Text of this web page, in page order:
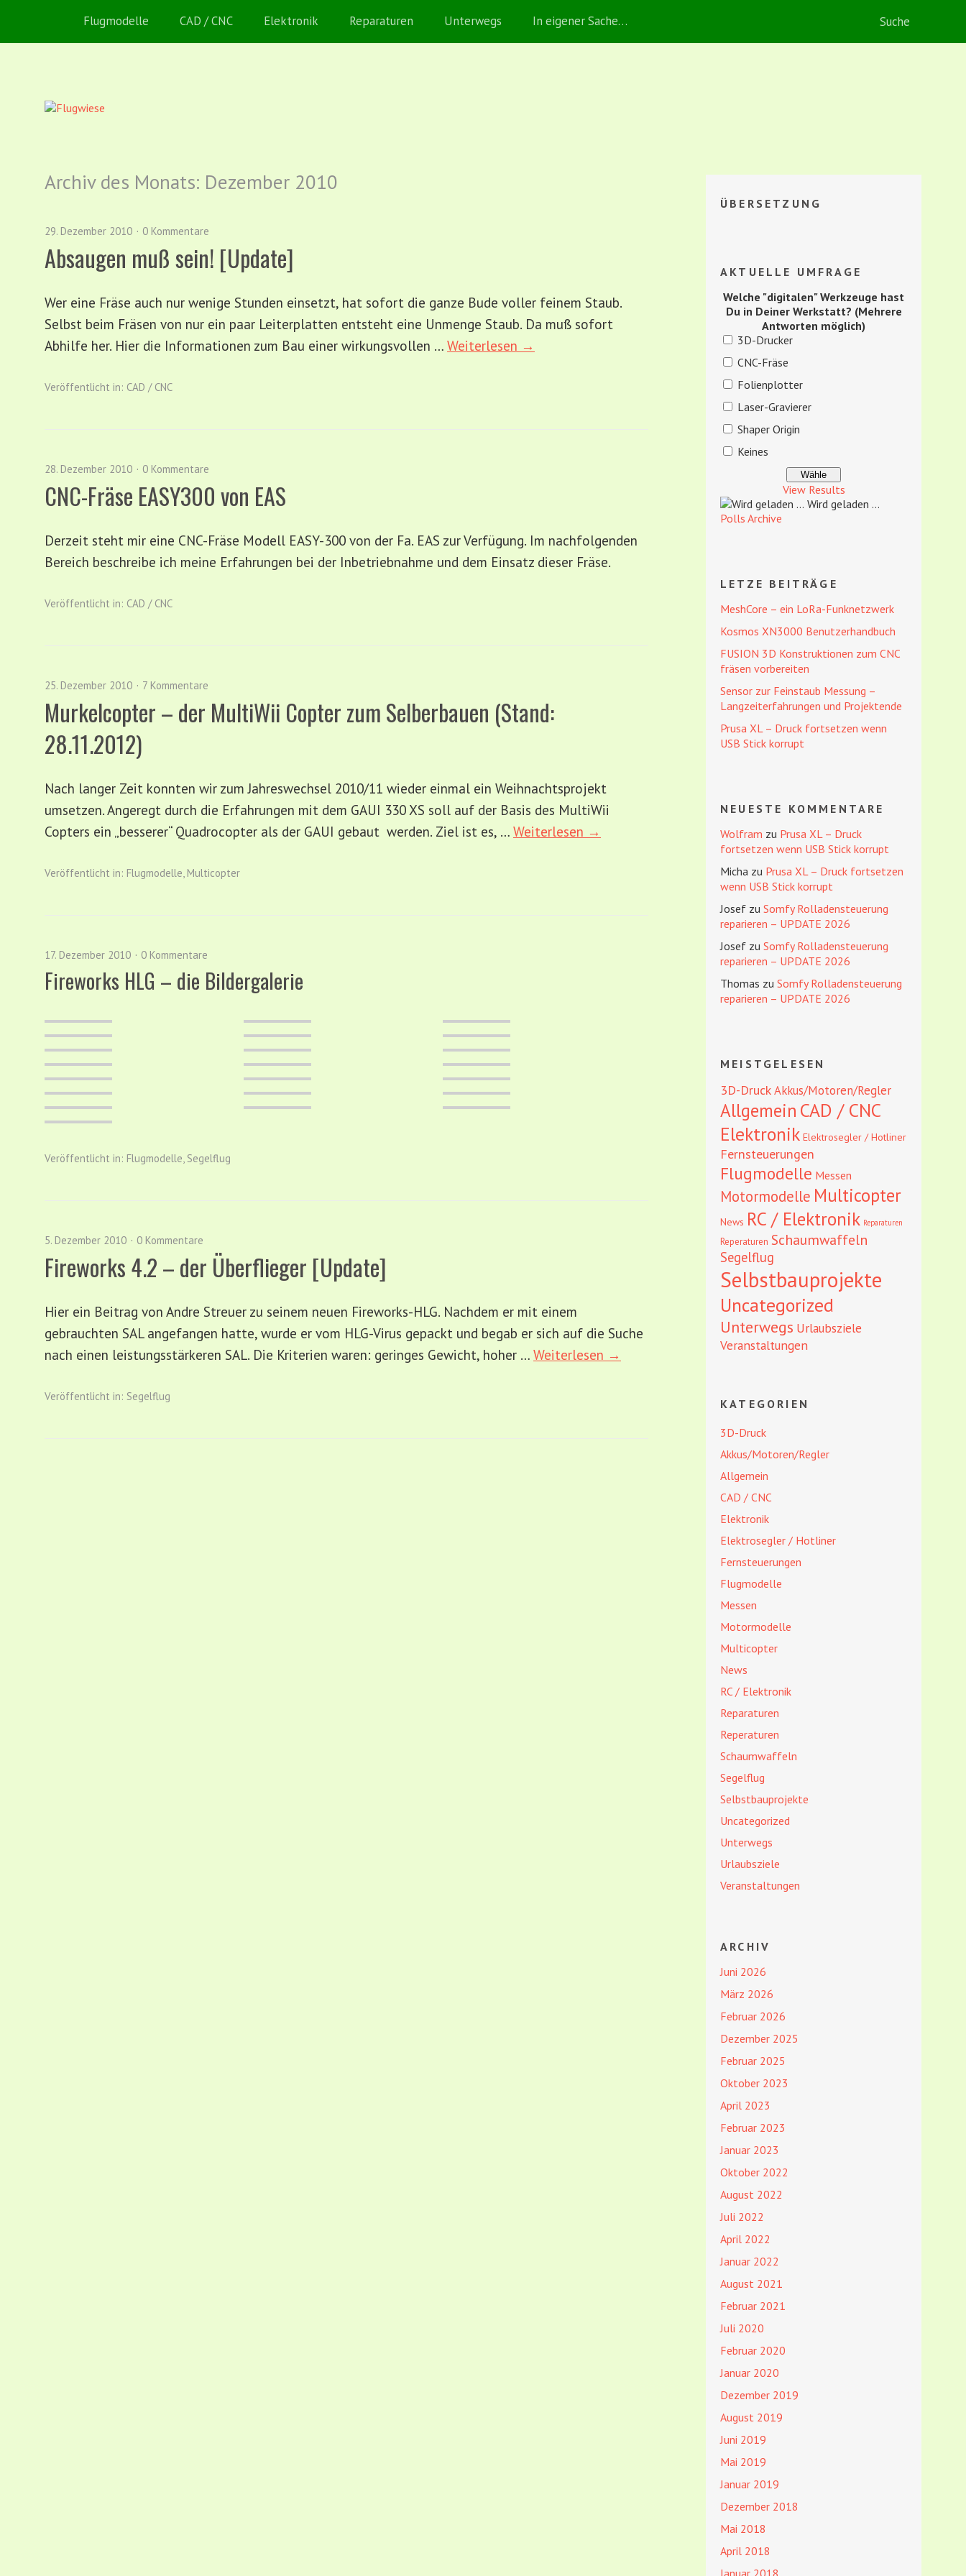
Flugmodelle CAD / CNC Elektronik Reparaturen Unterwegs In eigener Sache…
Archiv des Monats: Dezember 2010
29. Dezember 2010 0 Kommentare
Absaugen muß sein! [Update]
Wer eine Fräse auch nur wenige Stunden einsetzt, hat sofort die ganze Bude voller feinem Staub.
Selbst beim Fräsen von nur ein paar Leiterplatten entsteht eine Unmenge Staub. Da muß sofort
Abhilfe her. Hier die Informationen zum Bau einer wirkungsvollen … Weiterlesen →
Veröffentlicht in: CAD / CNC
28. Dezember 2010 0 Kommentare
CNC-Fräse EASY300 von EAS
Derzeit steht mir eine CNC-Fräse Modell EASY-300 von der Fa. EAS zur Verfügung. Im nachfolgenden
Bereich beschreibe ich meine Erfahrungen bei der Inbetriebnahme und dem Einsatz dieser Fräse.
Veröffentlicht in: CAD / CNC
25. Dezember 2010 7 Kommentare
Murkelcopter – der MultiWii Copter zum Selberbauen (Stand:
28.11.2012)
Nach langer Zeit konnten wir zum Jahreswechsel 2010/11 wieder einmal ein Weihnachtsprojekt
umsetzen. Angeregt durch die Erfahrungen mit dem GAUI 330 XS soll auf der Basis des MultiWii
Copters ein „besserer“ Quadrocopter als der GAUI gebaut werden. Ziel ist es, … Weiterlesen →
Veröffentlicht in: Flugmodelle, Multicopter
17. Dezember 2010 0 Kommentare
Fireworks HLG – die Bildergalerie
Veröffentlicht in: Flugmodelle, Segelflug
5. Dezember 2010 0 Kommentare
Fireworks 4.2 – der Überflieger [Update]
Hier ein Beitrag von Andre Streuer zu seinem neuen Fireworks-HLG. Nachdem er mit einem
gebrauchten SAL angefangen hatte, wurde er vom HLG-Virus gepackt und begab er sich auf die Suche
nach einen leistungsstärkeren SAL. Die Kriterien waren: geringes Gewicht, hoher … Weiterlesen →
Veröffentlicht in: Segelflug
ÜBERSETZUNG
AKTUELLE UMFRAGE
Welche "digitalen" Werkzeuge hast
Du in Deiner Werkstatt? (Mehrere
Antworten möglich)
3D-Drucker
CNC-Fräse
Folienplotter
Laser-Gravierer
Shaper Origin
Keines
View Results
Wird geladen ...
Polls Archive
LETZE BEITRÄGE
MeshCore – ein LoRa-Funknetzwerk
Kosmos XN3000 Benutzerhandbuch
FUSION 3D Konstruktionen zum CNC
fräsen vorbereiten
Sensor zur Feinstaub Messung –
Langzeiterfahrungen und Projektende
Prusa XL – Druck fortsetzen wenn
USB Stick korrupt
NEUESTE KOMMENTARE
Wolfram zu Prusa XL – Druck
fortsetzen wenn USB Stick korrupt
Micha zu Prusa XL – Druck fortsetzen
wenn USB Stick korrupt
Josef zu Somfy Rolladensteuerung
reparieren – UPDATE 2026
Josef zu Somfy Rolladensteuerung
reparieren – UPDATE 2026
Thomas zu Somfy Rolladensteuerung
reparieren – UPDATE 2026
MEISTGELESEN
3D-DruckAkkus/Motoren/Regler
Allgemein CAD / CNC
Elektronik Elektrosegler / Hotliner
Fernsteuerungen
Flugmodelle Messen
Motormodelle Multicopter
News RC / Elektronik Reparaturen
Reperaturen Schaumwaffeln
Segelflug
Selbstbauprojekte
Uncategorized
Unterwegs Urlaubsziele
Veranstaltungen
KATEGORIEN
3D-Druck
Akkus/Motoren/Regler
Allgemein
CAD / CNC
Elektronik
Elektrosegler / Hotliner
Fernsteuerungen
Flugmodelle
Messen
Motormodelle
Multicopter
News
RC / Elektronik
Reparaturen
Reperaturen
Schaumwaffeln
Segelflug
Selbstbauprojekte
Uncategorized
Unterwegs
Urlaubsziele
Veranstaltungen
ARCHIV
Juni 2026
März 2026
Februar 2026
Dezember 2025
Februar 2025
Oktober 2023
April 2023
Februar 2023
Januar 2023
Oktober 2022
August 2022
Juli 2022
April 2022
Januar 2022
August 2021
Februar 2021
Juli 2020
Februar 2020
Januar 2020
Dezember 2019
August 2019
Juni 2019
Mai 2019
Januar 2019
Dezember 2018
Mai 2018
April 2018
Januar 2018